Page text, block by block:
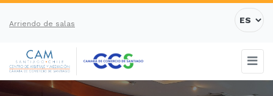
Arriendo de salas